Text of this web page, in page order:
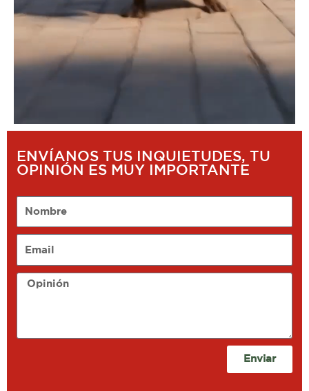
ENVÍANOS TUS INQUIETUDES, TU
OPINIÓN ES MUY IMPORTANTE
Opinión
Enviar